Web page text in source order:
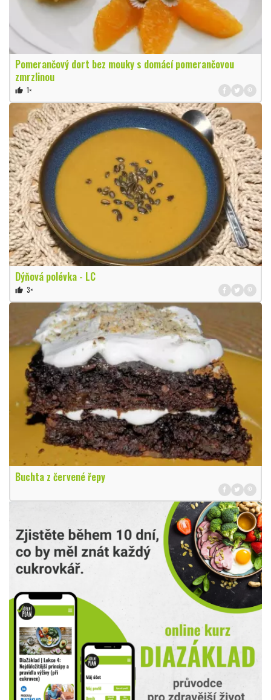
Pomerančový dort bez mouky s domácí pomerančovou
zmrzlinou
thumb_up 1×
Dýňová polévka - LC
thumb_up 3×
Buchta z červené řepy